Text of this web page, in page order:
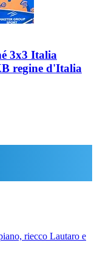
3x3 Italia
regine d'Italia
riecco Lautaro e